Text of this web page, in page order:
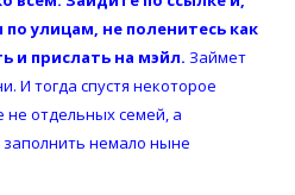
улицам, не поленитесь как
и прислать на мэйл. Займет
И тогда спустя некоторое
отдельных семей, а
немало ныне